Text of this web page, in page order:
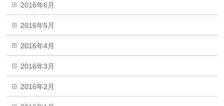
2016年6月
2016年5月
2016年4月
2016年3月
2016年2月